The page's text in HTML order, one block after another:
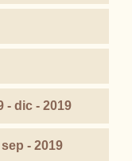
- dic - 2019
- 2019